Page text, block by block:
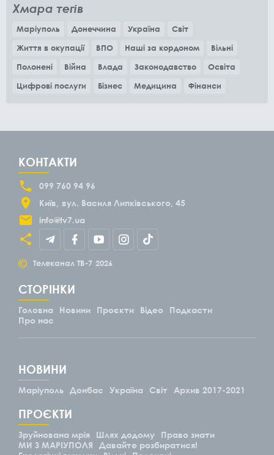
Хмара тегів
Маріуполь Донеччина Україна
Світ
Життя в окупації
ВПО Наші за кордоном
Вільні
Полонені
Війна Влада Законодавство
Освіта
Цифрові послуги
Бізнес Медицина Фінанси
КОНТАКТИ
099 760 94 96
Київ
вул. Василя Липківського, 45
info@tv7.ua
© Телеканал ТВ-7 2026
СТОРІНКИ
Головна Новини Проєкти Відео
Подкасти
Про нас
НОВИНИ
Маріуполь Донбас Україна Світ Архив 2017-2021
ПРОЄКТИ
Зруйнована мрія Шлях додому
Право знати
МИ З МАРІУПОЛЯ
Давайте розбиратися!